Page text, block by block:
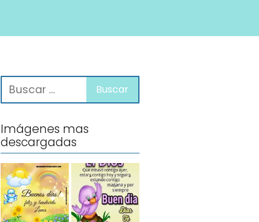
Imágenes mas
descargadas